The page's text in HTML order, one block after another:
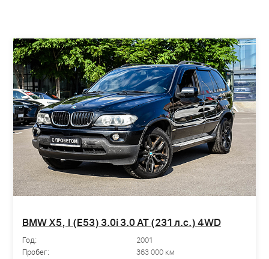
BMW X5, I (E53) 3.0i 3.0 AT (231 л.с.) 4WD
Год:
2001
Пробег:
363 000 км